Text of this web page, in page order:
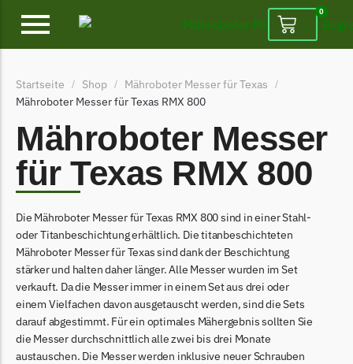
Alpina Messer
Ambrogio
Ambrogio Messer
Belrobotics
Belrobotics Messer
Begrenzungsdraht
Black & Decker
Black & Decker Messer
Begrenzungsdraht
0
Startseite / Shop / Mähroboter Messer für Texas /
Mähroboter Messer für Texas RMX 800
Mähroboter Messer
für Texas RMX 800
Die Mähroboter Messer für Texas RMX 800 sind in einer Stahl-
oder Titanbeschichtung erhältlich. Die titanbeschichteten
Mähroboter Messer für Texas sind dank der Beschichtung
stärker und halten daher länger. Alle Messer wurden im Set
verkauft. Da die Messer immer in einem Set aus drei oder
einem Vielfachen davon ausgetauscht werden, sind die Sets
darauf abgestimmt. Für ein optimales Mähergebnis sollten Sie
die Messer durchschnittlich alle zwei bis drei Monate
austauschen. Die Messer werden inklusive neuer Schrauben